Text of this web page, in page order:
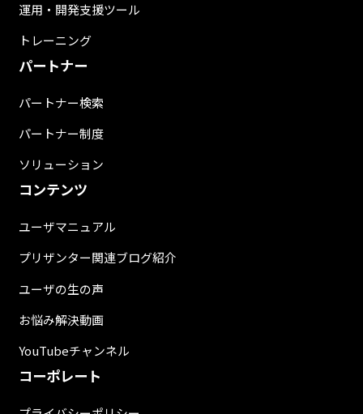
運用・開発支援ツール
トレーニング
パートナー
パートナー検索
パートナー制度
ソリューション
コンテンツ
ユーザマニュアル
プリザンター関連ブログ紹介
ユーザの生の声
お悩み解決動画
YouTubeチャンネル
コーポレート